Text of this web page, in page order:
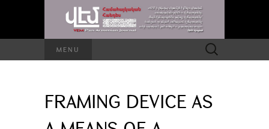
MENU
Search
for:
FRAMING DEVICE AS